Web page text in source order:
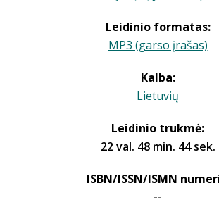
Leidinio formatas:
MP3 (garso įrašas)
Kalba:
Lietuvių
Leidinio trukmė:
22 val. 48 min. 44 sek.
ISBN/ISSN/ISMN
--